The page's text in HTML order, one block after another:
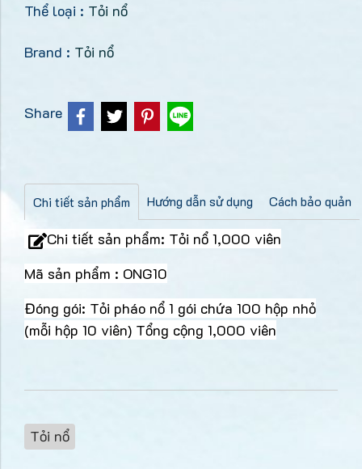
Thể loại : Tỏi nổ
Brand : Tỏi nổ
Share
Chi tiết sản phẩm Hướng dẫn sử dụng Cách bảo quản
Chi tiết sản phẩm: Tỏi nổ 1,000 viên
Mã sản phẩm : ONG10
Đóng gói: Tỏi pháo nổ 1 gói chứa 100 hộp nhỏ
(mỗi hộp 10 viên) Tổng cộng 1,000 viên
Tỏi nổ